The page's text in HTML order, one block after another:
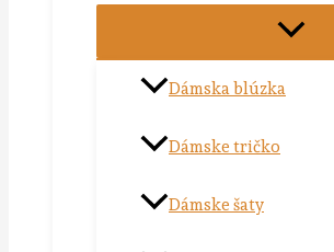
Dámska blúzka
Dámske tričko
Dámske šaty